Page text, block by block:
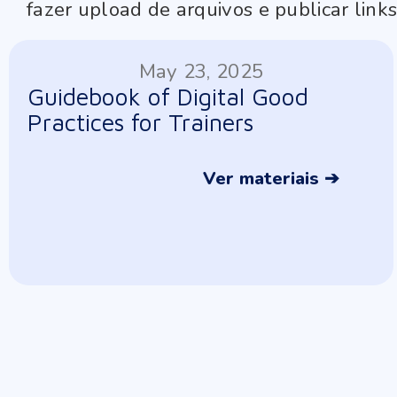
fazer upload de arquivos e publicar
May 23, 2025
Guidebook of Digital Good
Practices for Trainers
Ver materiais ➔